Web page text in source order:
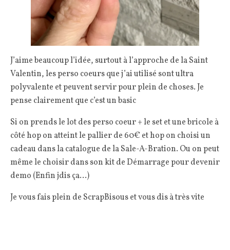
J’aime beaucoup l’idée, surtout à l’approche de la Saint
Valentin, les perso coeurs que j’ai utilisé sont ultra
polyvalente et peuvent servir pour plein de choses. Je
pense clairement que c’est un basic
Si on prends le lot des perso coeur + le set et une bricole à
côté hop on atteint le pallier de 60€ et hop on choisi un
cadeau dans la catalogue de la Sale-A-Bration. Ou on peut
même le choisir dans son kit de Démarrage pour devenir
demo (Enfin jdis ça…)
Je vous fais plein de ScrapBisous et vous dis à très vite